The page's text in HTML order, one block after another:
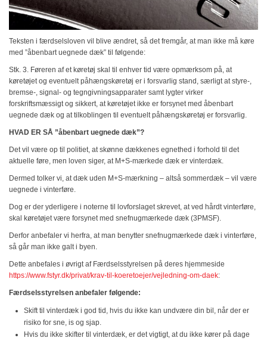
Teksten i færdselsloven vil blive ændret, så det fremgår, at man ikke må køre
med ”åbenbart uegnede dæk” til følgende:
Stk. 3. Føreren af et køretøj skal til enhver tid være opmærksom på, at
køretøjet og eventuelt påhængskøretøj er i forsvarlig stand, særligt at styre-,
bremse-, signal- og tegngivningsapparater samt lygter virker
forskriftsmæssigt og sikkert, at køretøjet ikke er forsynet med åbenbart
uegnede dæk og at tilkoblingen til eventuelt påhængskøretøj er forsvarlig.
HVAD ER SÅ ”åbenbart uegnede dæk”?
Det vil være op til politiet, at skønne dækkenes egnethed i forhold til det
aktuelle føre, men loven siger, at M+S-mærkede dæk er vinterdæk.
Dermed tolker vi, at dæk uden M+S-mærkning – altså sommerdæk – vil være
uegnede i vinterføre.
Dog er der yderligere i noterne til lovforslaget skrevet, at ved hårdt vinterføre,
skal køretøjet være forsynet med snefnugmærkede dæk (3PMSF).
Derfor anbefaler vi herfra, at man benytter snefnugmærkede dæk i vinterføre,
så går man ikke galt i byen.
Dette anbefales i øvrigt af Færdselsstyrelsen på deres hjemmeside
https://www.fstyr.dk/privat/krav-til-koeretoejer/vejledning-om-daek:
Færdselsstyrelsen anbefaler følgende:
Skift til vinterdæk i god tid, hvis du ikke kan undvære din bil, når der er
risiko for sne, is og sjap.
Hvis du ikke skifter til vinterdæk, er det vigtigt, at du ikke kører på dage